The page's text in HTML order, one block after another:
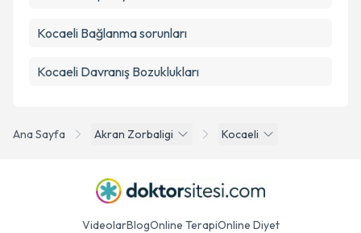
Ana Sayfa Akran Zorbaligi Kocaeli
Kocaeli Bağlanma sorunları
Kocaeli Davranış Bozuklukları
VideolarBlogOnline TerapiOnline Diyet